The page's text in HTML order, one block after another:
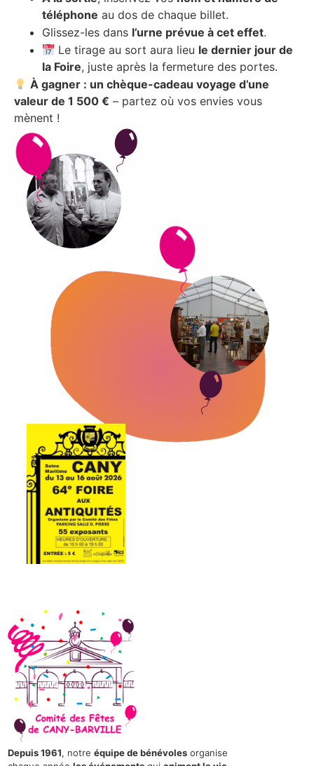
téléphone au dos de chaque billet.
Glissez-les dans l’urne prévue à cet effet.
Le tirage au sort aura lieu le dernier jour de
la Foire, juste après la fermeture des portes.
À gagner : un chèque-cadeau voyage d’une
valeur de 1 500 € – partez où vos envies vous
mènent !
Depuis 1961, notre équipe de bénévolesorganise